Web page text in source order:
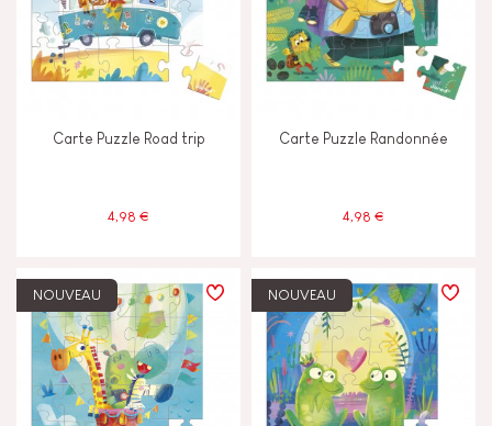
Fabriqué en France
Jouet certifié FSC®
Carte Puzzle Road trip
4,98 €
Carte Puzzle Randonnée
4,98 €
NOUVEAU NOUVEAU